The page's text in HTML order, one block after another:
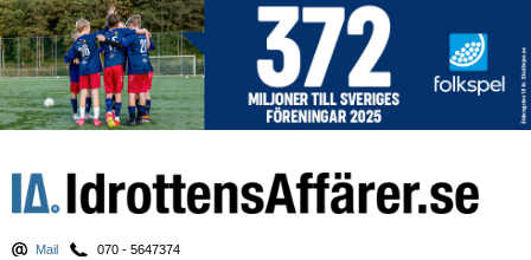
Mail 070 - 5647374